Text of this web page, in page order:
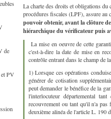
de
PV
La charte des droits et obligations
procédures fiscales (LPF), assure au
pouvoir obtenir, avant la clôture
hiérarchique du vérificateur puis
La mise en oeuvre de cette
c'est-à-dire la date de mise en
contrôle entrant dans le champ de
1) Lorsque ces opérations
générer de cotisation
peut demander le bénéfice de la
l'interlocuteur départemental
recouvrement ou tant qu'il n'a pas
deuxième alinéa de l'article L. 190